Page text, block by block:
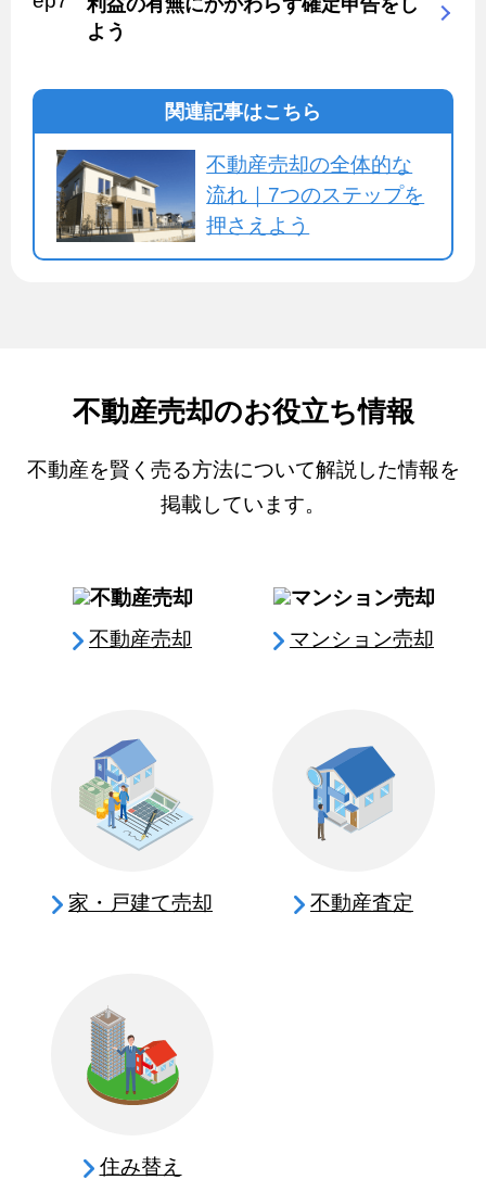
よう
関連記事はこちら
不動産売却の全体的な
流れ｜7つのステップを
押さえよう
不動産売却のお役立ち情報
不動産を賢く売る方法について解説した情報を
掲載しています。
不動産売却 マンション売却
家・戸建て売却 不動産査定
住み替え